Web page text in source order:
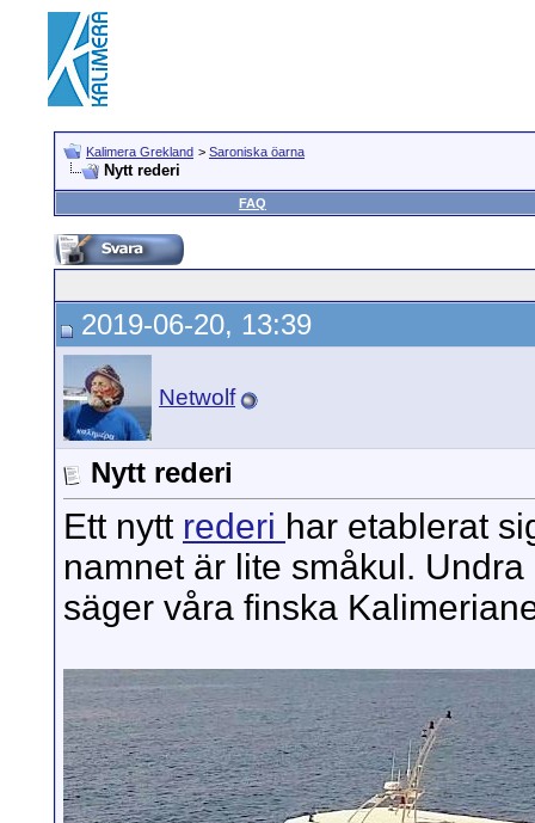
Kalimera Grekland > Saroniska öarna
Nytt rederi
FAQ
2019-06-20, 13:39
Netwolf
Nytt rederi
Ett nytt rederi har etablerat
namnet är lite småkul.
säger våra finska